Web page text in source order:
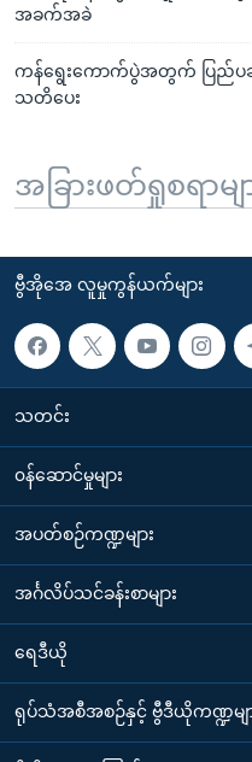
အခက်အခဲ
ကန်ရွေးကောက်ပွဲအတွက် ပြည်ပ
သတိပေး
အခြားဖတ်ရှုစရာမျ
ဗွီအိုအေ လူမှုကွန်ယက်များ
သတင်း
၀န်ဆောင်မှုများ
အပတ်စဉ်ကဏ္ဍများ
အင်္ဂလိပ်သင်ခန်းစာများ
ရေဒီယို
ရုပ်သံအစီအစဉ်နှင့် ဗွီဒီယိုကဏ္ဍမျ